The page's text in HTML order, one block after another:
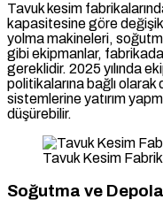
Tavuk kesim
kapasitesine göre
yolma makineleri,
gibi ekipmanlar,
gereklidir. 2025 yılında
politikalarına bağlı
sistemlerine yatırım
düşürebilir.
Tavuk Kesim
Soğutma ve